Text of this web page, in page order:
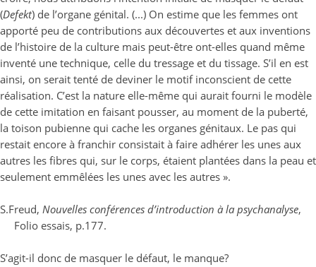
(Defekt) de l’organe génital. (...) On estime que les femmes ont
apporté peu de contributions aux découvertes et aux inventions
de l’histoire de la culture mais peut-être ont-elles quand même
inventé une technique, celle du tressage et du tissage. S’il en est
ainsi, on serait tenté de deviner le motif inconscient de cette
réalisation. C’est la nature elle-même qui aurait fourni le modèle
de cette imitation en faisant pousser, au moment de la puberté,
la toison pubienne qui cache les organes génitaux. Le pas qui
restait encore à franchir consistait à faire adhérer les unes aux
autres les fibres qui, sur le corps, étaient plantées dans la peau et
seulement emmêlées les unes avec les autres ».
S.Freud, Nouvelles conférences d’introduction à la psychanalyse,
Folio essais, p.177.
S’agit-il donc de masquer le défaut, le manque?